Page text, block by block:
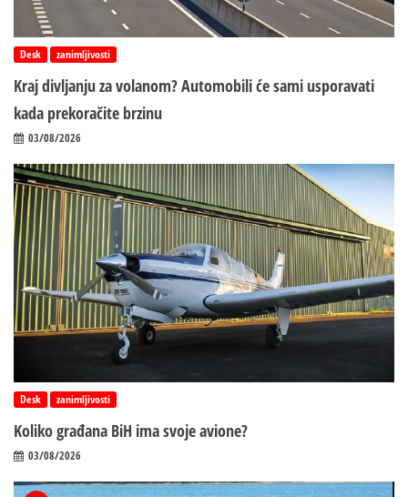
Desk zanimljivosti
Kraj divljanju za volanom? Automobili će sami usporavati
kada prekoračite brzinu
03/08/2026
Desk zanimljivosti
Koliko građana BiH ima svoje avione?
03/08/2026